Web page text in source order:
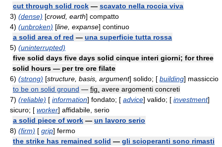
cut through solid rock — scavato nella roccia viva
3) (dense) [crowd, earth] compatto
4) (unbroken) [line, expanse] continuo
a solid area of red — una superficie tutta rossa
5) (uninterrupted)
five solid days five days solid cinque interi giorni; for three
solid hours — per tre ore filate
6) (strong) [structure, basis, argument] solido; [ building] massiccio
to be on solid ground — fig. avere argomenti concreti
7) (reliable) [ information] fondato; [ advice] valido; [ investment]
sicuro; [ worker] affidabile, serio
a solid piece of work — un lavoro serio
8) (firm) [ grip] fermo
the strike has remained solid — gli scioperanti sono rimasti